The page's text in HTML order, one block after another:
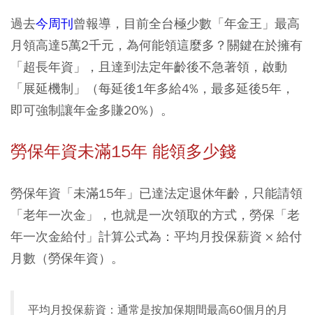
過去今周刊曾報導，目前全台極少數「年金王」最高
月領高達5萬2千元，為何能領這麼多？關鍵在於擁有
「超長年資」，且達到法定年齡後不急著領，啟動
「展延機制」（每延後1年多給4%，最多延後5年，
即可強制讓年金多賺20%）。
勞保年資未滿15年 能領多少錢
勞保年資「未滿15年」已達法定退休年齡，只能請領
「老年一次金」，也就是一次領取的方式，勞保「老
年一次金給付」計算公式為：平均月投保薪資 × 給付
月數（勞保年資）。
平均月投保薪資：通常是按加保期間最高60個月的月